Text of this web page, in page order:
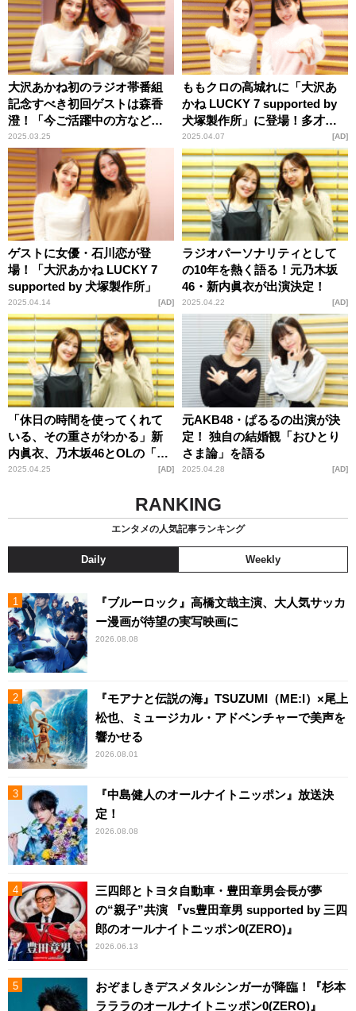
大沢あかね初のラジオ帯番組
記念すべき初回ゲストは森香
澄！「今ご活躍中の方などを
お招きして、人生を深堀りし
ていきたいです！」
2025.03.25
ももクロの高城れに「大沢あ
かね LUCKY 7 supported by
犬塚製作所」に登場！多才な
魅力を深掘り
2025.04.07 AD
ゲストに女優・石川恋が登
場！「大沢あかね LUCKY 7
supported by 犬塚製作所」
2025.04.14 AD
ラジオパーソナリティとして
の10年を熱く語る！元乃木坂
46・新内眞衣が出演決定！
2025.04.22 AD
「休日の時間を使ってくれて
いる、その重さがわかる」新
内眞衣、乃木坂46とOLの「二
刀流」人生を振り返る
2025.04.25 AD
元AKB48・ぱるるの出演が決
定！ 独自の結婚観「おひとり
さま論」を語る
2025.04.28 AD
RANKING
エンタメの人気記事ランキング
Daily Weekly
『ブルーロック』高橋文哉主演、大人気サッカ
ー漫画が待望の実写映画に
2026.08.08
『モアナと伝説の海』TSUZUMI（ME:I）×尾上
松也、ミュージカル・アドベンチャーで美声を
響かせる
2026.08.01
『中島健人のオールナイトニッポン』放送決
定！
2026.08.08
三四郎とトヨタ自動車・豊田章男会長が夢
の“親子”共演 『vs豊田章男 supported by 三四
郎のオールナイトニッポン0(ZERO)』
2026.06.13
おぞましきデスメタルシンガーが降臨！『杉本
ラララのオールナイトニッポン0(ZERO)』